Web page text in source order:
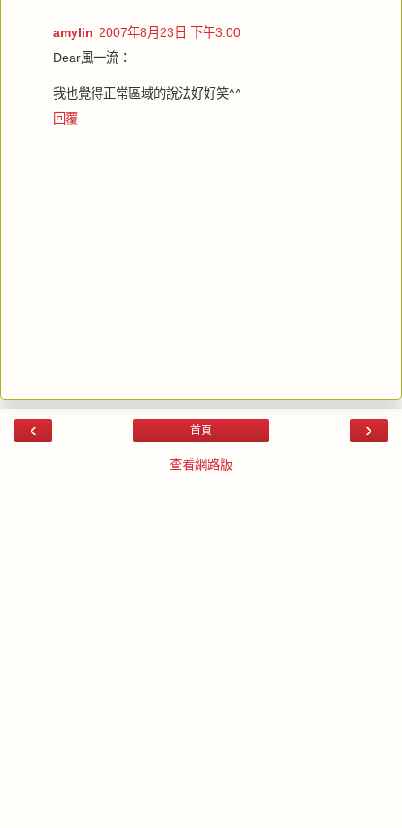
amylin 2007年8月23日 下午3:00
Dear風一流：
我也覺得正常區域的說法好好笑^^
回覆
‹ ›
首頁
查看網路版